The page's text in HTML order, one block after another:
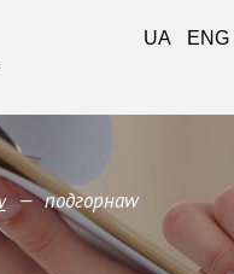
— подгорнаw
UA ENG